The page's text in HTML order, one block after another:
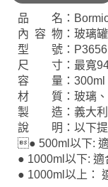
品 名：Bormioli
內 容 物：玻璃
型 號：
尺 寸：最寬
容 量：300ml
材 質：玻璃、
製 造：義大利
說 明：以下提
● 500ml以下:
● 1000ml以下:
● 1000ml以上：